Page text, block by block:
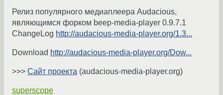
Релиз популярного медиаплеера Audacious,
являющимся форком beep-media-player 0.9.7.1
ChangeLog http://audacious-media-player.org/1.3...
Download http://audacious-media-player.org/Dow...
>>> Сайт проекта (audacious-media-player.org)
superscope